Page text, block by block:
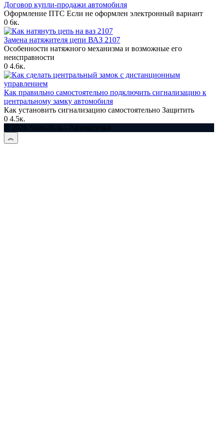
Договор купли-продажи автомобиля
Оформление ПТС Если не оформлен электронный вариант
0 6к.
Замена натяжителя цепи ВАЗ 2107
Особенности натяжного механизма и возможные его
неисправности
0 4.6к.
Как правильно самостоятельно подключить сигнализацию к
центральному замку автомобиля
Как установить сигнализацию самостоятельно Защитить
0 4.5к.
© 2026 Shina26.ru - Автоштучки